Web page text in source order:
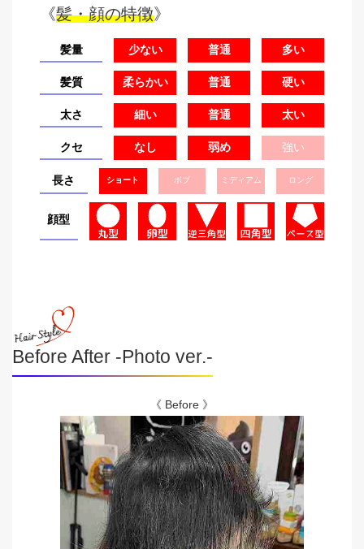
《髪・顔の特徴》
髪量 少ない 普通 多い
髪質 柔らかい 普通 硬い
太さ 細い 普通 太い
クセ なし 弱め 強い
長さ ショート ボブ ミディアム ロング
顔型
Before After -Photo ver.-
《 Before 》